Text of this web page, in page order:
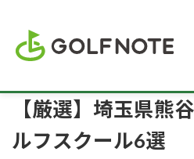
【厳選】埼玉県熊
ルフスクール6選